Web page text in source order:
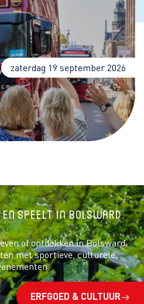
zaterdag 19 september 2026
speelt in Bolsward
of ontdekken in Bolsward.
met sportieve, culturele,
ERFGOED & CULTUUR